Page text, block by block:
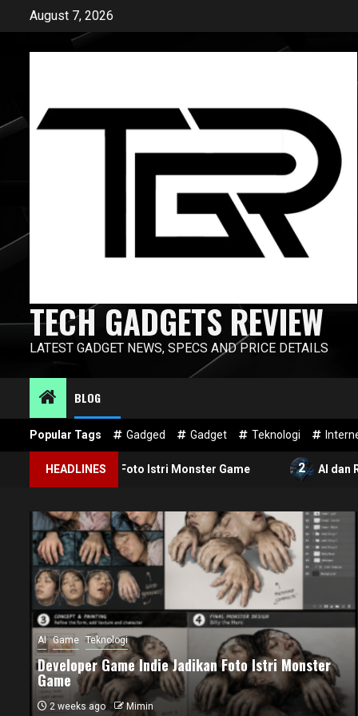
August 7, 2026
TECH GADGETS REVIEW
LATEST GADGET NEWS, SPECS AND PRICE DETAILS
BLOG
Popular Tags Gadged Gadget Teknologi
HEADLINES
Jadikan Foto Istri Monster Game 2 AI dan RAM
AI Game Teknologi
Developer Game Indie Jadikan Foto Istri Monster
Game
2 weeks ago Mimin